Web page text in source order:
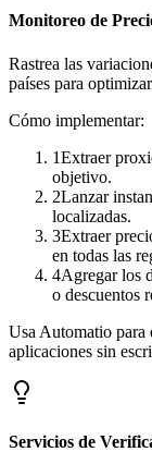
Monitoreo de
Rastrea las
países para
Cómo implementar:
1Extraer
objetivo.
2Lanzar
localizadas.
3Extraer
en todas las
4Agregar los
o descuentos
Usa Automatio para
aplicaciones sin
Servicios de